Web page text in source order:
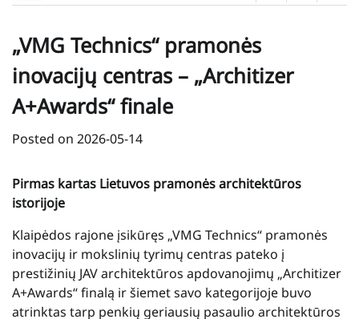
„VMG Technics“ pramonės
inovacijų centras – „Architizer
A+Awards“ finale
Posted on 2026-05-14
Pirmas kartas Lietuvos pramonės architektūros
istorijoje
Klaipėdos rajone įsikūręs „VMG Technics“ pramonės
inovacijų ir mokslinių tyrimų centras pateko į
prestižinių JAV architektūros apdovanojimų „Architizer
A+Awards“ finalą ir šiemet savo kategorijoje buvo
atrinktas tarp penkių geriausių pasaulio architektūros